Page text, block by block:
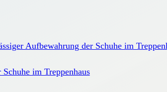
Aufbewahrung der Schuhe im
im Treppenhaus